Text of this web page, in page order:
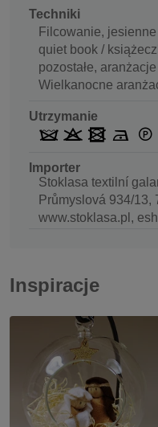
Techniki
Filcowanie,
quiet book /
pozostałe,
Wielkanocne
Utrzymanie
Importer
Stoklasa textilní
Průmyslová 934/13,
www.stoklasa.pl,
Inspiracje